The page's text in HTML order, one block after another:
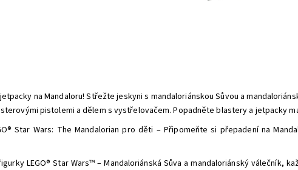
na Mandaloru! Střežte jeskyni s mandaloriánskou Sůvou a
pistolemi a dělem s vystřelovačem. Popadněte blastery a jetpacky
Star Wars: The Mandalorian pro děti – Připomeňte si přepadení na
LEGO® Star Wars™ – Mandaloriánská Sůva a mandaloriánský válečník,